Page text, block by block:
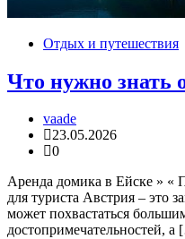
Отдых и путешествия
Что нужно знать
vaade
23.05.2026
0
Аренда домика в Ейске » «
для туриста Австрия – это
может похвастаться
достопримечательностей,